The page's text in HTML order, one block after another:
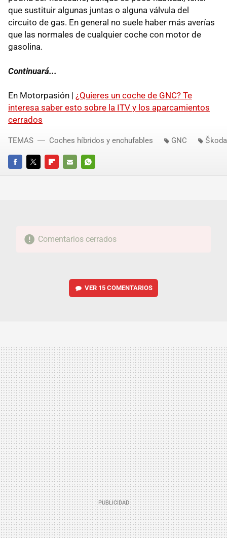
que sustituir algunas juntas o alguna válvula del
circuito de gas. En general no suele haber más averías
que las normales de cualquier coche con motor de
gasolina.
Continuará...
En Motorpasión | ¿Quieres un coche de GNC? Te
interesa saber esto sobre la ITV y los aparcamientos
cerrados
FACEBOOKTWITTERFLIPBOARD
E-
WHATSAPP
TEMAS Coches híbridos y enchufables GNC
Comentarios cerrados
VER 15 COMENTARIOS